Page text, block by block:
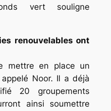
vert souligne
renouvelables ont
mettre en place un
Noor. Il a déjà
20 groupements
ainsi soumettre